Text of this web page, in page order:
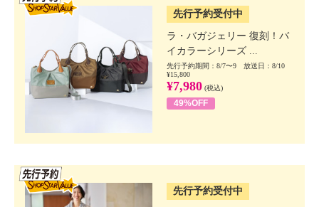
先行予約受付中
ラ・バガジェリー 復刻！バ
イカラーシリーズ ...
先行予約期間：8/7〜9 放送日：8/10
¥15,800
¥7,980 (税込)
49%OFF
先行予約受付中